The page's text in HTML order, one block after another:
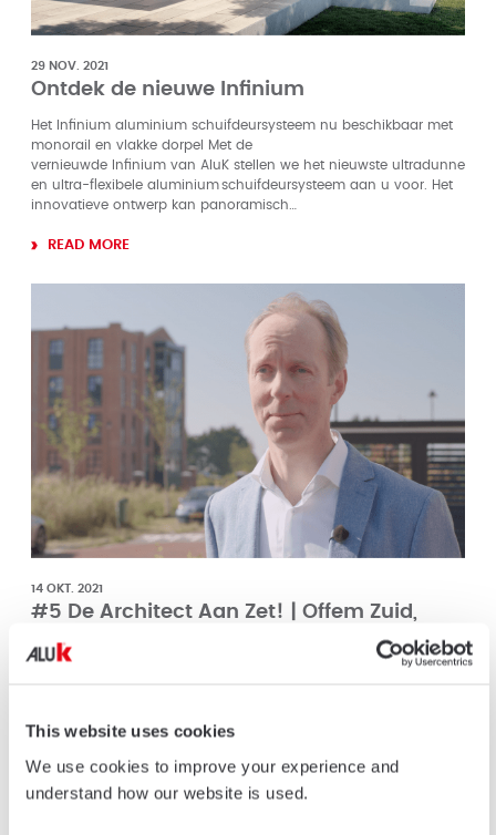
This website uses cookies
We use cookies to improve your experience and
understand how our website is used.
29 NOV. 2021
Ontdek de nieuwe Infinium
Het Infinium aluminium schuifdeursysteem nu beschikbaar met
monorail en vlakke dorpel Met de
vernieuwde Infinium van AluK stellen we het nieuwste ultradunne
en ultra-flexibele aluminium schuifdeursysteem aan u voor. Het
innovatieve ontwerp kan panoramisch…
READ MORE
14 OKT. 2021
#5 De Architect Aan Zet! | Offem Zuid,
Noordwijk
Offem Zuid Noordwijk. De nieuwbouw is dan ook geïnspireerd op
READ MORE